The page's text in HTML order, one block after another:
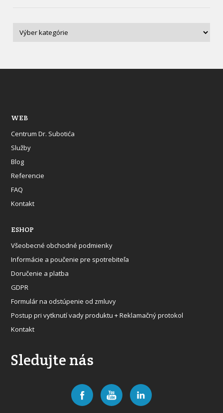
WEB
Centrum Dr. Subotića
Služby
Blog
Referencie
FAQ
Kontakt
ESHOP
Všeobecné obchodné podmienky
Informácie a poučenie pre spotrebiteľa
Doručenie a platba
GDPR
Formulár na odstúpenie od zmluvy
Postup pri vytknutí vady produktu + Reklamačný protokol
Kontakt
Sledujte nás